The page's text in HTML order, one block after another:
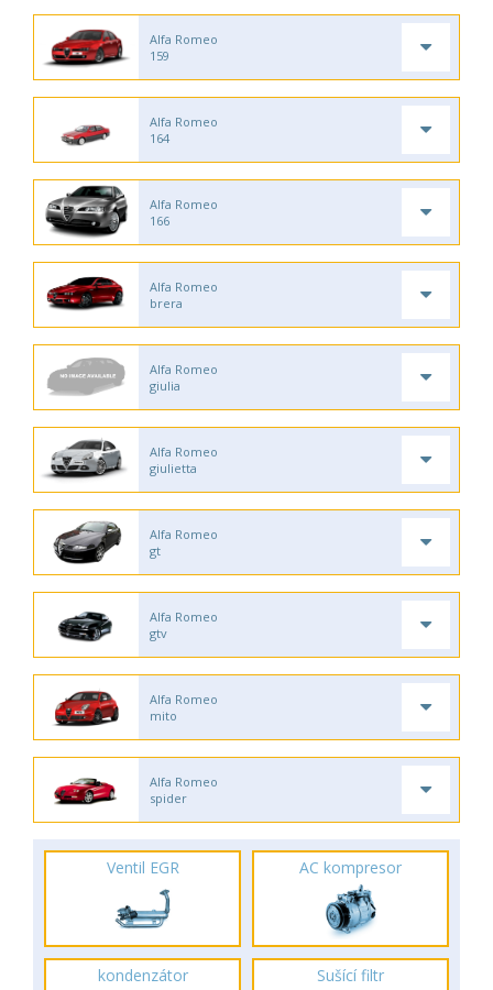
Alfa Romeo
159
Alfa Romeo
164
Alfa Romeo
166
Alfa Romeo
brera
Alfa Romeo
giulia
Alfa Romeo
giulietta
Alfa Romeo
gt
Alfa Romeo
gtv
Alfa Romeo
mito
Alfa Romeo
spider
Ventil EGR AC kompresor
kondenzátor Sušící filtr